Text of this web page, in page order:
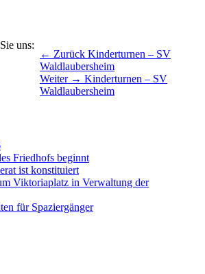
uns:
← Zurück Vorhergehender
Beitrag:
Kinderturnen – SV
Waldlaubersheim
Weiter → Nächster
Beitrag:
Kinderturnen – SV
Waldlaubersheim
Friedhofs beginnt
ist konstituiert
Viktoriaplatz in Verwaltung der
für Spaziergänger